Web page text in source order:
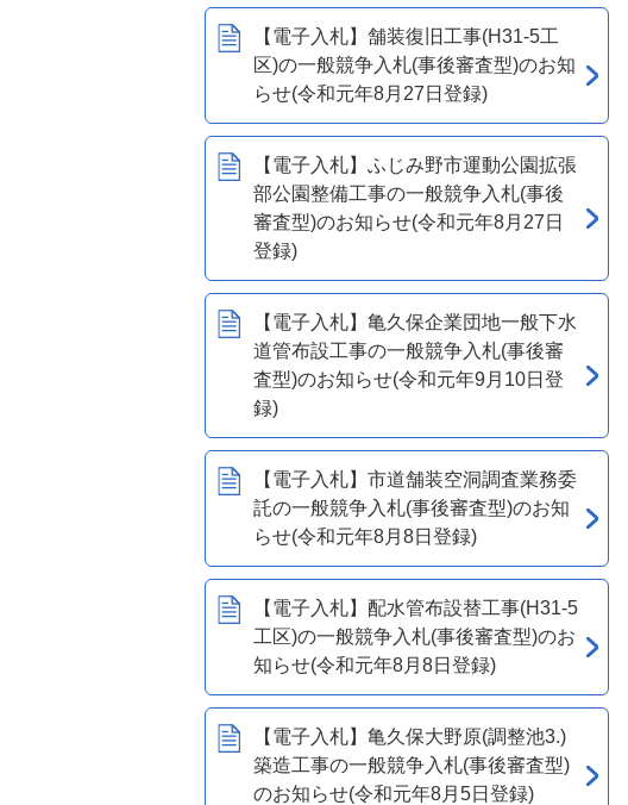
【電子入札】舗装復旧工事(H31-5工
区)の一般競争入札(事後審査型)のお知
らせ(令和元年8月27日登録)
【電子入札】ふじみ野市運動公園拡張
部公園整備工事の一般競争入札(事後
審査型)のお知らせ(令和元年8月27日
登録)
【電子入札】亀久保企業団地一般下水
道管布設工事の一般競争入札(事後審
査型)のお知らせ(令和元年9月10日登
録)
【電子入札】市道舗装空洞調査業務委
託の一般競争入札(事後審査型)のお知
らせ(令和元年8月8日登録)
【電子入札】配水管布設替工事(H31-5
工区)の一般競争入札(事後審査型)のお
知らせ(令和元年8月8日登録)
【電子入札】亀久保大野原(調整池3.)
築造工事の一般競争入札(事後審査型)
のお知らせ(令和元年8月5日登録)